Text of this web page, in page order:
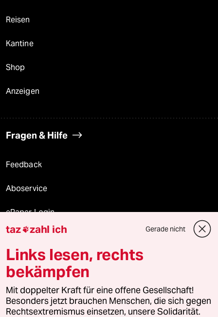
Reisen
Kantine
Shop
Anzeigen
Fragen & Hilfe
Feedback
Aboservice
ePaper Login
Downloads für Abonnierende
© 2026 taz Verlags und Vertriebs GmbH
Alle Rechte vorbehalten. Bei rechtlichen Fragen oder für Genehmigungen
wenden Sie sich bitte an
lizenzen@taz.de
taz zahl ich Gerade nicht
Links lesen, rechts
bekämpfen
Mit doppelter Kraft für eine offene Gesellschaft!
Besonders jetzt brauchen Menschen, die sich gegen
Rechtsextremismus einsetzen, unsere Solidarität.